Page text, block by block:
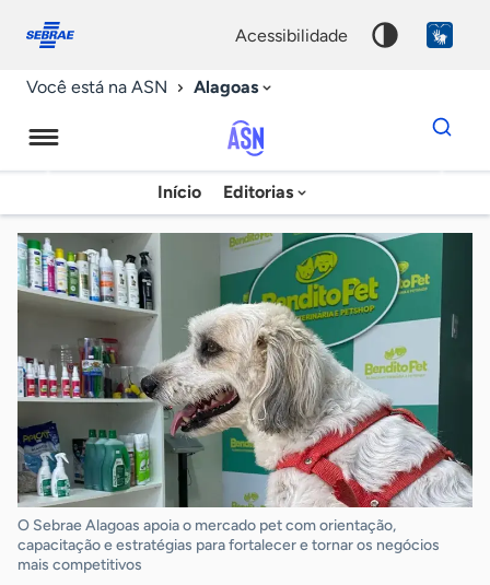
conosco
acessibilidade
Você está na ASN Alagoas
Agência
Sebrae
de
Notícias
Início Editorias
Dados
para
chave
O Sebrae Alagoas apoia o mercado pet com orientação,
capacitação e estratégias para fortalecer e tornar os negócios
mais competitivos